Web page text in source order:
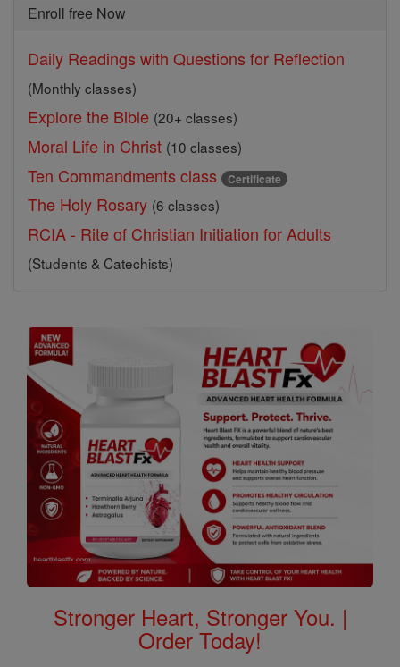
Enroll free Now
Daily Readings with Questions for Reflection
(Monthly classes)
Explore the Bible (20+ classes)
Moral Life in Christ (10 classes)
Ten Commandments class Certificate
The Holy Rosary (6 classes)
RCIA - Rite of Christian Initiation for Adults
(Students & Catechists)
Stronger Heart, Stronger You. |
Order Today!